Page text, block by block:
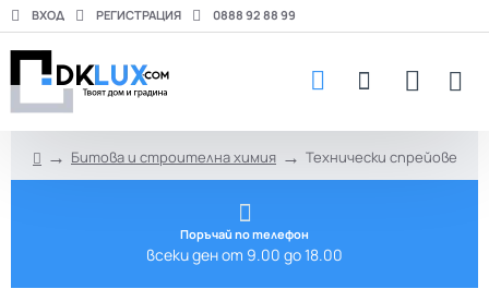
ВХОД РЕГИСТРАЦИЯ 0888 92 88 99
Битова и строителна химия Технически спрейове
Поръчай по телефон
всеки ден от 9.00 до 18.00